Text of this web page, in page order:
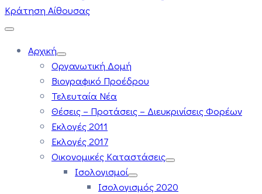
Κράτηση Αίθουσας
Αρχική
Οργανωτική Δομή
Βιογραφικό Προέδρου
Τελευταία Νέα
Θέσεις – Προτάσεις – Διευκρινίσεις Φορέων
Εκλογές 2011
Εκλογές 2017
Οικονομικές Καταστάσεις
Ισολογισμοί
Ισολογισμός 2020